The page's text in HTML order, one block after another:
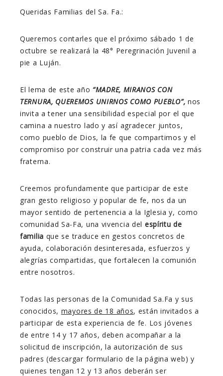
Queridas Familias del Sa. Fa.:
Queremos contarles que el próximo sábado 1 de
octubre se realizará la 48° Peregrinación Juvenil a
pie a Luján.
El lema de este año “MADRE, MIRANOS CON
TERNURA, QUEREMOS UNIRNOS COMO PUEBLO”, nos
invita a tener una sensibilidad especial por el que
camina a nuestro lado y así agradecer juntos,
como pueblo de Dios, la fe que compartimos y el
compromiso por construir una patria cada vez más
fraterna.
Creemos profundamente que participar de este
gran gesto religioso y popular de fe, nos da un
mayor sentido de pertenencia a la Iglesia y, como
comunidad Sa-Fa, una vivencia del espíritu de
familia que se traduce en gestos concretos de
ayuda, colaboración desinteresada, esfuerzos y
alegrías compartidas, que fortalecen la comunión
entre nosotros.
Todas las personas de la Comunidad Sa.Fa y sus
conocidos, mayores de 18 años, están invitados a
participar de esta experiencia de fe. Los jóvenes
de entre 14 y 17 años, deben acompañar a la
solicitud de inscripción, la autorización de sus
padres (descargar formulario de la página web) y
quienes tengan 12 y 13 años deberán ser